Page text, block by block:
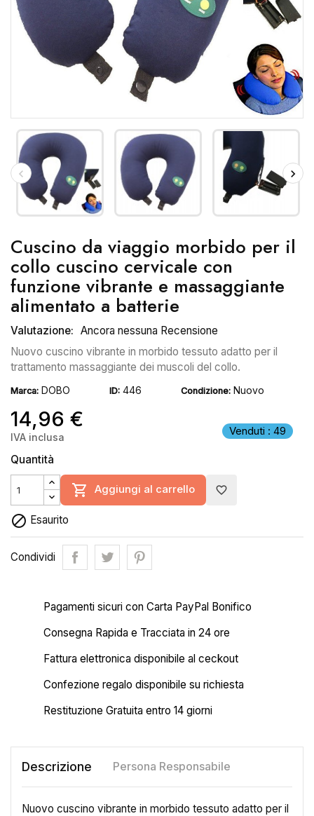
Cuscino da viaggio morbido per il
collo cuscino cervicale con
funzione vibrante e massaggiante
alimentato a batterie
Valutazione: Ancora nessuna Recensione
Nuovo cuscino vibrante in morbido tessuto adatto per il
trattamento massaggiante dei muscoli del collo.
Marca: DOBO ID: 446 Condizione: Nuovo
14,96 € Venduti : 49
IVA inclusa
Quantità
 Aggiungi al carrello favorite_border
 Esaurito
Condividi
Pagamenti sicuri con Carta PayPal Bonifico
Consegna Rapida e Tracciata in 24 ore
Fattura elettronica disponibile al ceckout
Confezione regalo disponibile su richiesta
Restituzione Gratuita entro 14 giorni
Descrizione Persona Responsabile
Nuovo cuscino vibrante in morbido tessuto adatto per il